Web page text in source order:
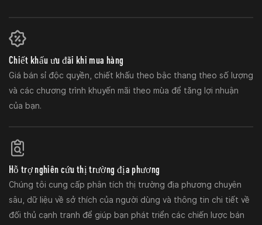
Chiết khấu ưu đãi khi mua hàng
Giá bán sỉ độc quyền, chiết khấu theo bậc thang theo số lượng
và các chương trình khuyến mãi theo mùa để tăng lợi nhuận
của bạn.
Hỗ trợ nghiên cứu thị trường địa phương
Chúng tôi cung cấp phân tích thị trường địa phương chuyên
sâu, dữ liệu về sở thích của người dùng và thông tin chi tiết về
đối thủ cạnh tranh để giúp bạn phát triển các chiến lược bán